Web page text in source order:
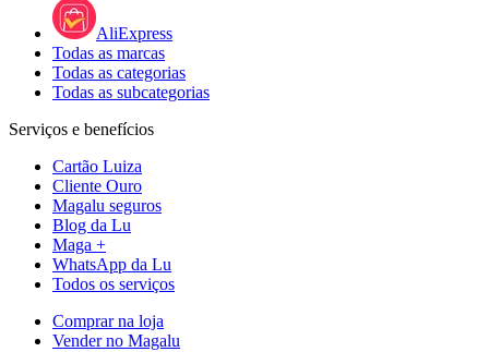
AliExpress
Todas as marcas
Todas as categorias
Todas as subcategorias
Serviços e benefícios
Cartão Luiza
Cliente Ouro
Magalu seguros
Blog da Lu
Maga +
WhatsApp da Lu
Todos os serviços
Comprar na loja
Vender no Magalu